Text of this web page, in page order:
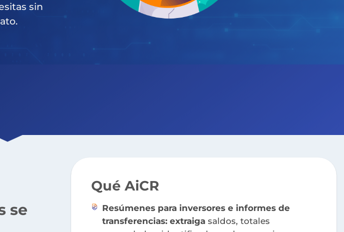
sin
se
Qué AiCR
Resúmenes para inversores e informes de
transferencias: extraiga saldos, totales